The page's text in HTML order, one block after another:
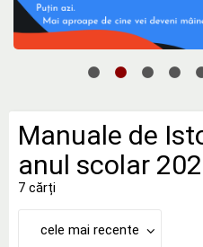
Manuale de
anul scolar
7 cărți
cele mai recente